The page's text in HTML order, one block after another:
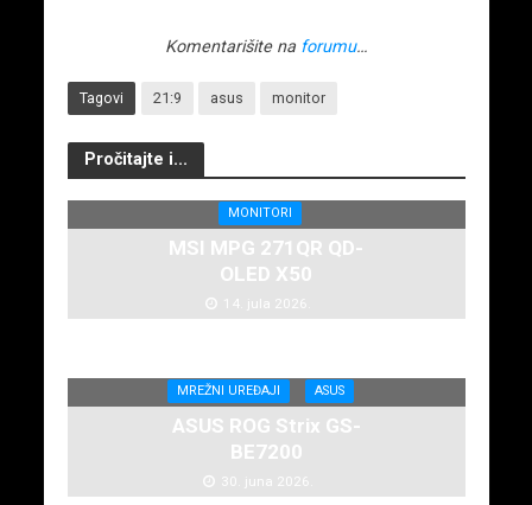
Komentarišite na forumu…
Tagovi 21:9 asus monitor
Pročitajte i...
MONITORI
MSI MPG 271QR QD-
OLED X50
14. jula 2026.
MREŽNI UREĐAJI ASUS
ASUS ROG Strix GS-
BE7200
30. juna 2026.